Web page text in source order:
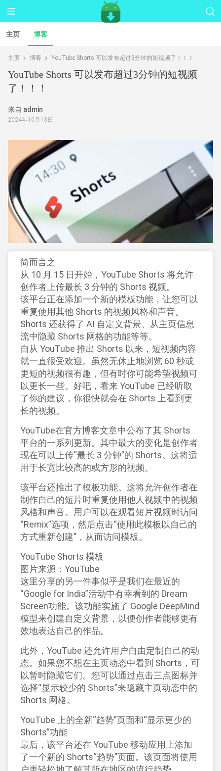
主页 博客
主页 博客 YouTube Shorts 可以发布超过3分钟的短视频了！！！
YouTube Shorts 可以发布超过3分钟的短视频
了！！！
来自 admin
2024年10月13日
简而言之
从 10 月 15 日开始，YouTube Shorts 将允许
创作者上传最长 3 分钟的 Shorts 视频。
该平台正在添加一个新的模板功能，让您可以
重复使用其他 Shorts 的视频风格和声音。
Shorts 还获得了 AI 自定义背景、从主页信息
流中隐藏 Shorts 网格的功能等等。
自从 YouTube 推出 Shorts 以来，短视频内容
就一直很受欢迎。虽然无休止地浏览 60 秒或
更短的视频很有趣，但有时你可能希望视频可
以更长一些。好吧，看来 YouTube 已经听取
了你的建议，你很快就会在 Shorts 上看到更
长的视频。
YouTube在官方博客文章中公布了其 Shorts
平台的一系列更新。其中最大的变化是创作者
现在可以上传“最长 3 分钟”的 Shorts。这将适
用于长宽比较高的或方形的视频。
该平台还推出了模板功能。这将允许创作者在
制作自己的短片时重复使用他人视频中的视频
风格和声音。用户可以在观看短片视频时访问
“Remix”选项，然后点击“使用此模板以自己的
方式重新创建”，从而访问模板。
YouTube Shorts 模板
图片来源：YouTube
这里分享的另一件事似乎是我们在最近的
“Google for India”活动中有幸看到的 Dream
Screen功能。该功能实施了 Google DeepMind
模型来创建自定义背景，以便创作者能够更有
效地表达自己的作品。
此外，YouTube 还允许用户自由定制自己的动
态。如果您不想在主页动态中看到 Shorts，可
以暂时隐藏它们。您可以通过点击三点图标并
选择“显示较少的 Shorts”来隐藏主页动态中的
Shorts 网格。
YouTube 上的全新“趋势”页面和“显示更少的
Shorts”功能
最后，该平台还在 YouTube 移动应用上添加
了一个新的 Shorts“趋势”页面。该页面将使用